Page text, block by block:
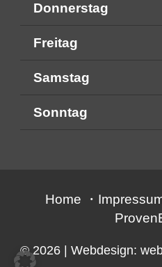
Donnerstag
Freitag
Samstag
Sonntag
Home ・
© 2026 | Webdesign: